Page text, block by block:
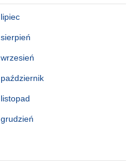
lipiec
sierpień
wrzesień
październik
listopad
grudzień